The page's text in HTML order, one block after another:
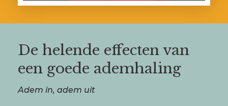
De helende effecten van
een goede ademhaling
Adem in, adem uit